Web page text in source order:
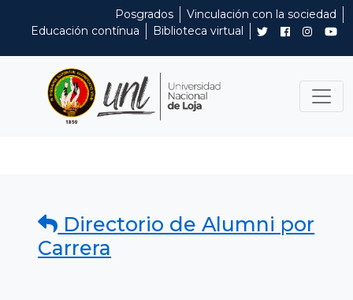
Posgrados
Vinculación con la sociedad
Educación contínua
Biblioteca virtual
Directorio de Alumni por
Carrera